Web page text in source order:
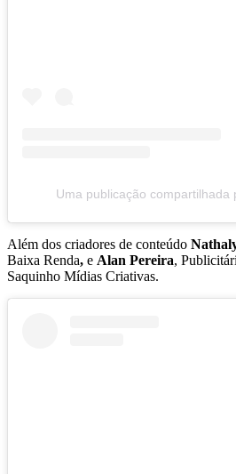
Uma publicação compartilhada
Além dos criadores de conteúdo
Baixa Renda, e Alan Pereira,
Saquinho Mídias Criativas.